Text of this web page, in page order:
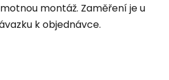
montáž. Zaměření je u
k objednávce.